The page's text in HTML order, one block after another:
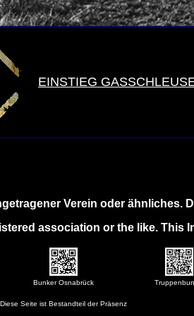
EINSTIEG
Verein oder ähnliches.
association or the like. This
Bunker Osnabrück
Diese Seite ist Bestandteil der Präsenz